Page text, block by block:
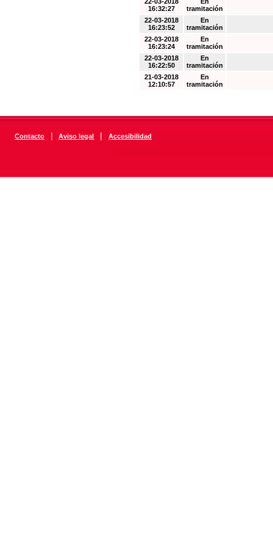
16:32:27
tramitación
22-03-2018
16:23:52
En
tramitación
22-03-2018
16:23:24
En
tramitación
22-03-2018
16:22:50
En
tramitación
21-03-2018
12:10:57
En
tramitación
Contacto | Aviso legal | Accesibilidad